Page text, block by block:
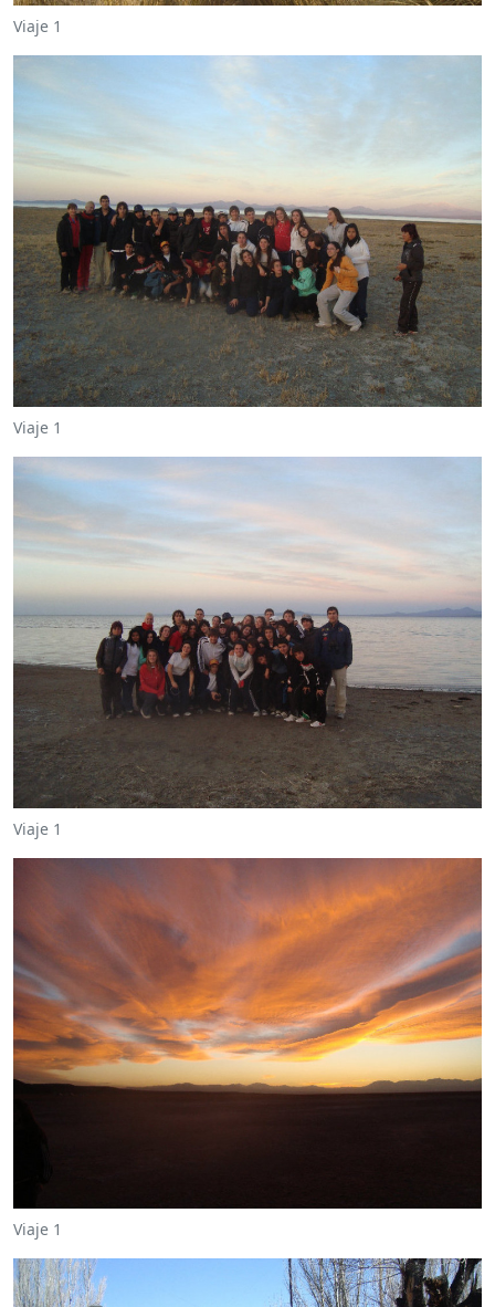
Viaje 1
Viaje 1
Viaje 1
Viaje 1